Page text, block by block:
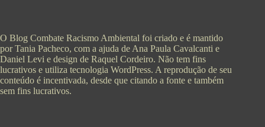
O Blog Combate Racismo Ambiental foi criado e é mantido
por Tania Pacheco, com a ajuda de Ana Paula Cavalcanti e
Daniel Levi e design de Raquel Cordeiro. Não tem fins
lucrativos e utiliza tecnologia WordPress. A reprodução de seu
conteúdo é incentivada, desde que citando a fonte e também
sem fins lucrativos.